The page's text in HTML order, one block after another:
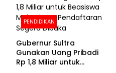
PENDIDIKAN
Gubernur Sultra
Gunakan Uang Pribadi
Rp 1,8 Miliar untuk